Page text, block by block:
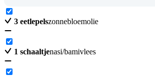
3 eetlepelszonnebloemolie
1 schaaltjenasi/bamivlees